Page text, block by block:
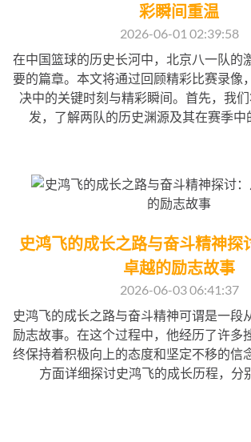
彩瞬间重温
2026-06-01 02:39:58
在中国篮球的历史长河中，北京八一队的
要的篇章。本文将通过回顾精彩比赛录像
决中的关键时刻与精彩瞬间。首先，我
发，了解两队的历史渊源及其在赛季中
史鸿飞的成长之路与奋斗精神探
卓越的励志故事
2026-06-03 06:41:37
史鸿飞的成长之路与奋斗精神可谓是一段
励志故事。在这个过程中，他经历了许多
终保持着积极向上的态度和坚定不移的信
方面详细探讨史鸿飞的成长历程，分